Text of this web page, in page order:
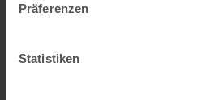
Präferenzen
Statistiken